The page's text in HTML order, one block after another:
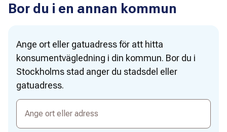
Bor du i en annan kommun
Ange ort eller gatuadress för att hitta
konsumentvägledning i din kommun. Bor du i
Stockholms stad anger du stadsdel eller
gatuadress.
Ange
eller
adress